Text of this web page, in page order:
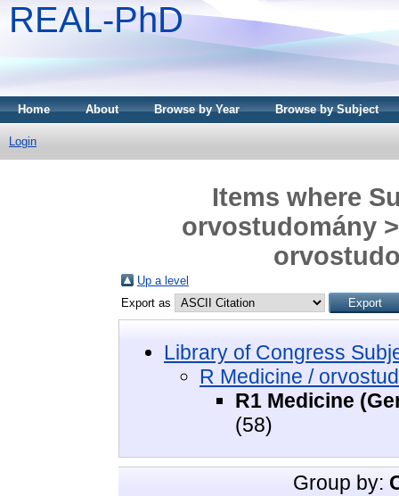
REAL-PhD
Home About Browse by Year Browse by Subject
Login
Items where
orvostudomány
Up a level
Export as
Library of Congress
R Medicine /
R1 Medicine
(58)
Group by: